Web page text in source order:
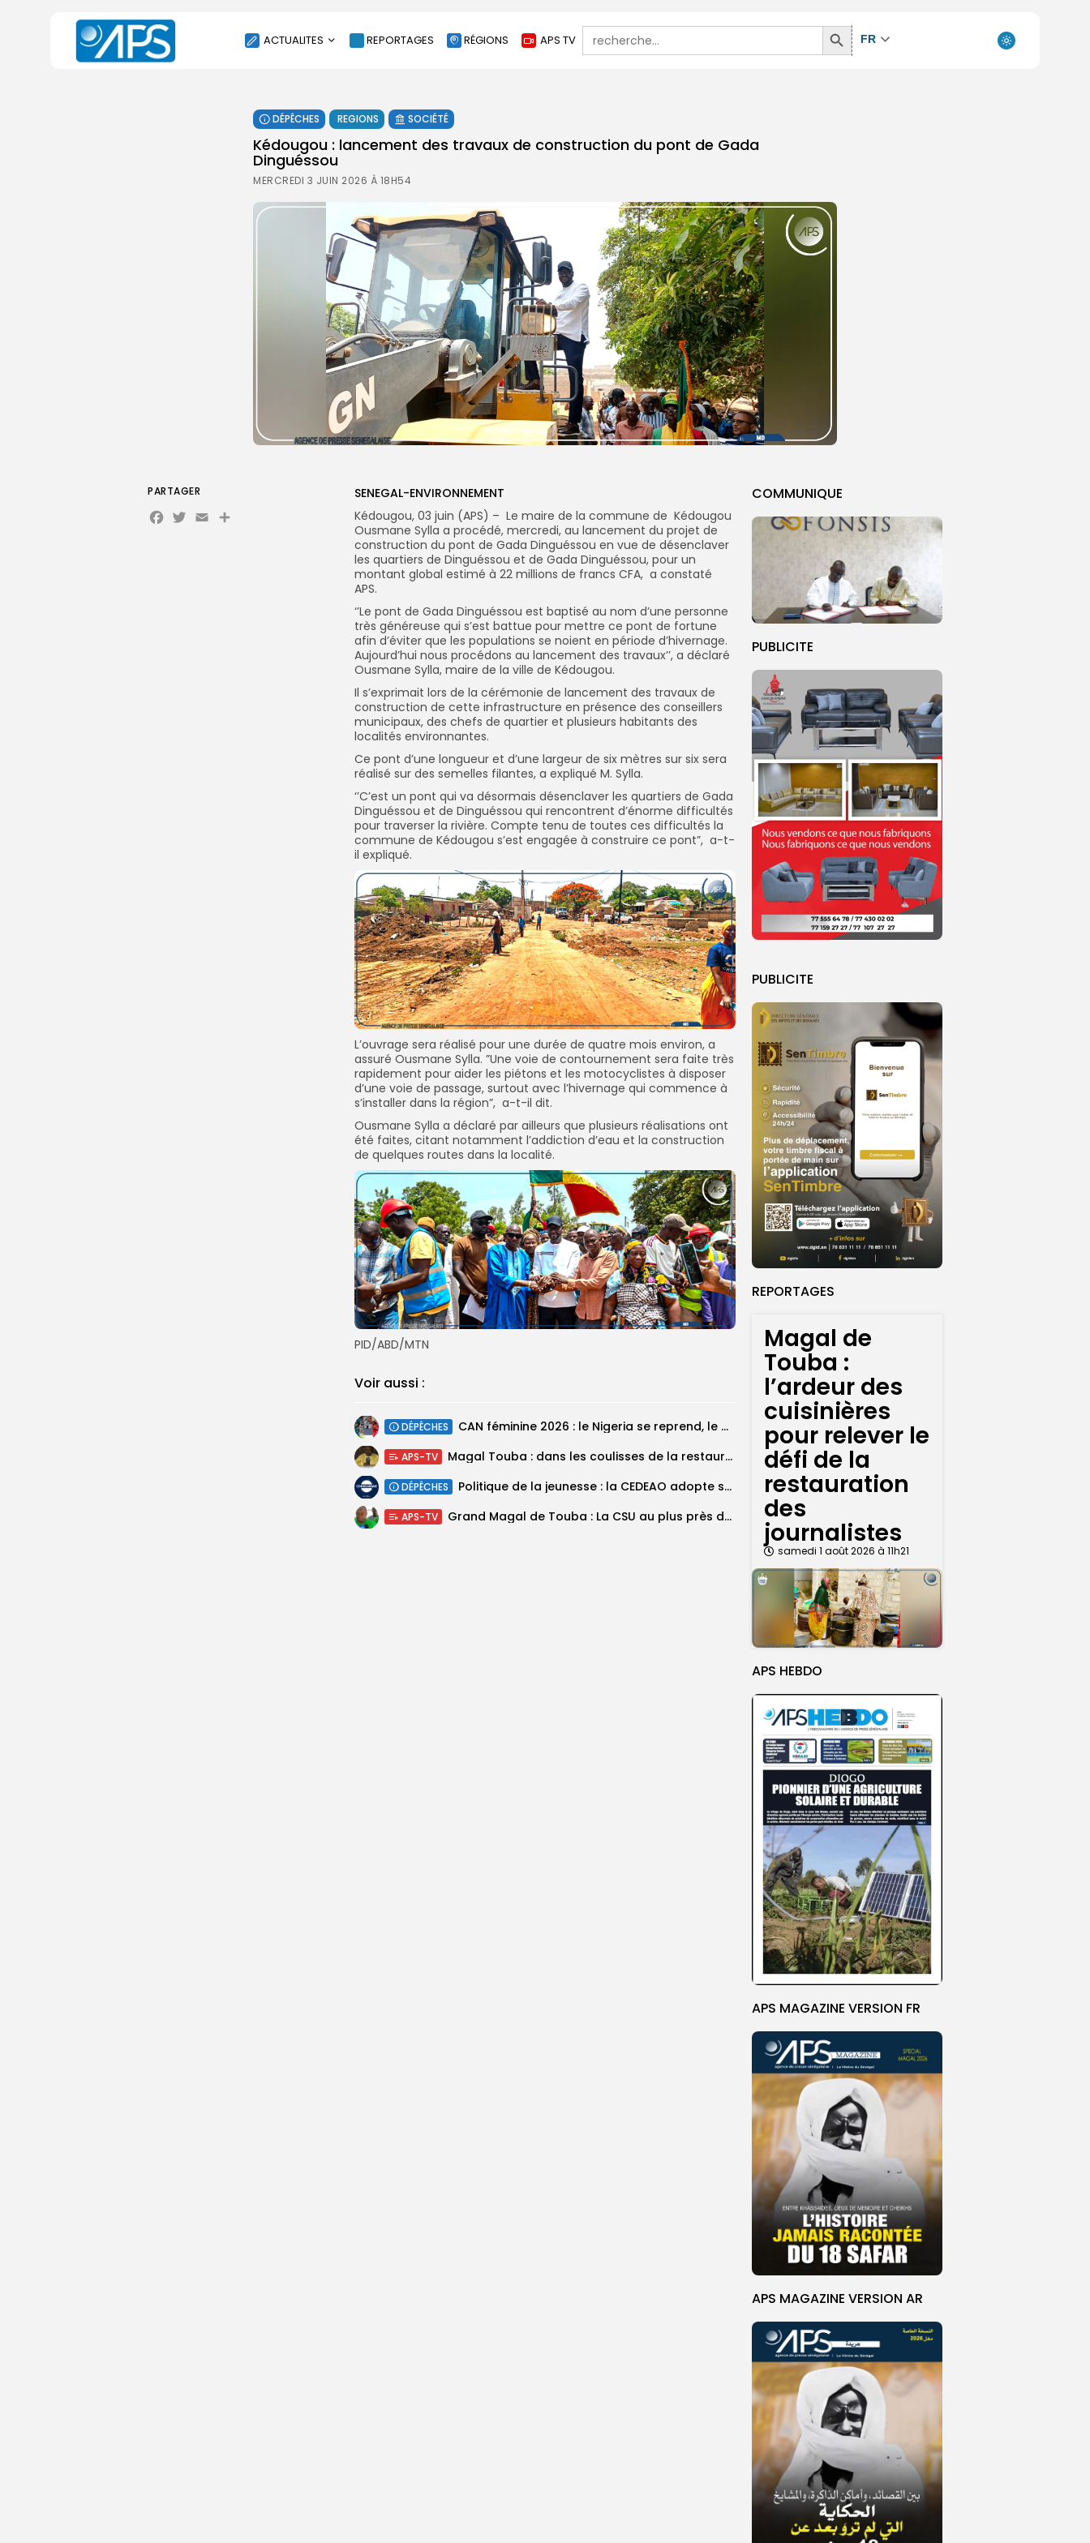
ACTUALITES
SOCIÉTÉ
ÉCONOMIE
CULTURE
INTERNATIONAL
REPORTAGES RÉGIONS APS TV
Search
for:
Search
Button
FR
DÉPÊCHES REGIONS SOCIÉTÉ
Kédougou : lancement des travaux de construction du pont de Gada
Dinguéssou
MERCREDI 3 JUIN 2026 À 18H54
COMMUNIQUE
PUBLICITE
PUBLICITE
REPORTAGES
Magal de
Touba :
l’ardeur des
cuisinières
pour relever le
défi de la
restauration
des
journalistes
samedi 1 août 2026 à 11h21
APS HEBDO
APS MAGAZINE VERSION FR
APS MAGAZINE VERSION AR
SENEGAL-ENVIRONNEMENT
Kédougou, 03 juin (APS) – Le maire de la commune de Kédougou
Ousmane Sylla a procédé, mercredi, au lancement du projet de
construction du pont de Gada Dinguéssou en vue de désenclaver
les quartiers de Dinguéssou et de Gada Dinguéssou, pour un
montant global estimé à 22 millions de francs CFA, a constaté
APS.
‘’Le pont de Gada Dinguéssou est baptisé au nom d’une personne
très généreuse qui s’est battue pour mettre ce pont de fortune
afin d’éviter que les populations se noient en période d’hivernage.
Aujourd’hui nous procédons au lancement des travaux’’, a déclaré
Ousmane Sylla, maire de la ville de Kédougou.
Il s’exprimait lors de la cérémonie de lancement des travaux de
construction de cette infrastructure en présence des conseillers
municipaux, des chefs de quartier et plusieurs habitants des
localités environnantes.
Ce pont d’une longueur et d’une largeur de six mètres sur six sera
réalisé sur des semelles filantes, a expliqué M. Sylla.
‘’C’est un pont qui va désormais désenclaver les quartiers de Gada
Dinguéssou et de Dinguéssou qui rencontrent d’énorme difficultés
pour traverser la rivière. Compte tenu de toutes ces difficultés la
commune de Kédougou s’est engagée à construire ce pont”, a-t-
il expliqué.
L’ouvrage sera réalisé pour une durée de quatre mois environ, a
assuré Ousmane Sylla. ”Une voie de contournement sera faite très
rapidement pour aider les piétons et les motocyclistes à disposer
d’une voie de passage, surtout avec l’hivernage qui commence à
s’installer dans la région”, a-t-il dit.
Ousmane Sylla a déclaré par ailleurs que plusieurs réalisations ont
été faites, citant notamment l’addiction d’eau et la construction
de quelques routes dans la localité.
PID/ABD/MTN
Voir aussi :
DÉPÊCHES ‎CAN féminine 2026 : le Nigeria se reprend, le Malawi surprend encore...
APS-TV Magal Touba : dans les coulisses de la restauration de la presse...
DÉPÊCHES Politique de la jeunesse : la CEDEAO adopte son plan d’actions stratégiques...
APS-TV Grand Magal de Touba : La CSU au plus près des pèlerins
PARTAGER
Facebook
Twitter
EmailPartager